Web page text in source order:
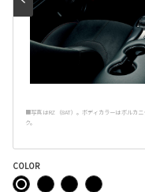
■写真はRZ（8AT）。ボディカラーはボルカ
ク。
COLOR